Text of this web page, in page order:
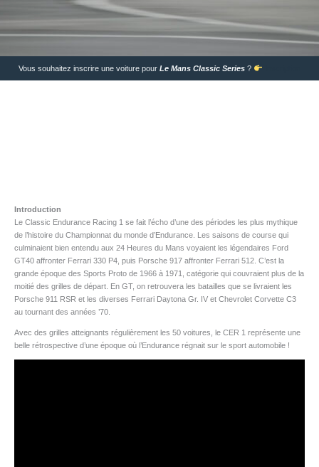
Vous souhaitez inscrire une voiture pourLe Mans Classic Series ?
Introduction
Le Classic Endurance Racing 1 se fait l’écho d’une des périodes les plus mythique
de l’histoire du Championnat du monde d’Endurance. Les saisons de course qui
culminaient bien entendu aux 24 Heures du Mans voyaient les légendaires Ford
GT40 affronter Ferrari 330 P4, puis Porsche 917 affronter Ferrari 512. C’est la
grande époque des Sports Proto de 1966 à 1971, catégorie qui couvraient plus de la
moitié des grilles de départ. En GT, on retrouvera les batailles que se livraient les
Porsche 911 RSR et les diverses Ferrari Daytona Gr. IV et Chevrolet Corvette C3
au tournant des années ’70.
Avec des grilles atteignants régulièrement les 50 voitures, le CER 1 représente une
belle rétrospective d’une époque où l’Endurance régnait sur le sport automobile !